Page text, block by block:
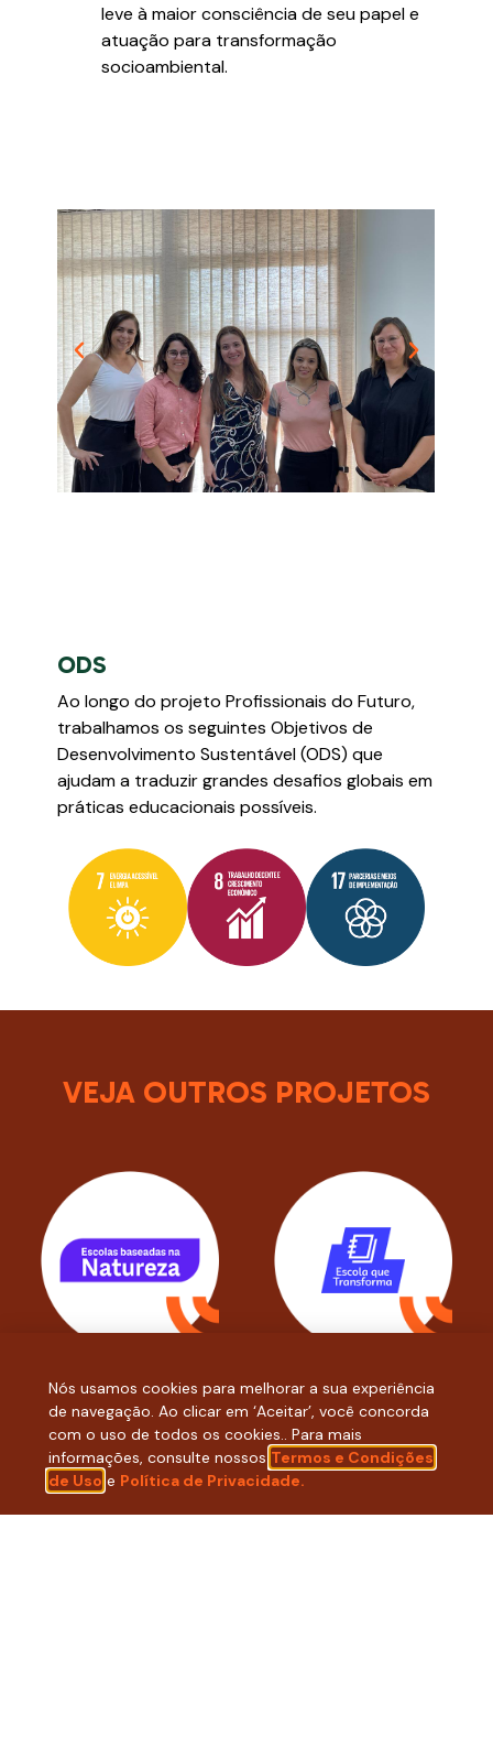
leve à maior consciência de seu papel e
atuação para transformação
socioambiental.
ODS
Ao longo do projeto Profissionais do Futuro,
trabalhamos os seguintes Objetivos de
Desenvolvimento Sustentável (ODS) que
ajudam a traduzir grandes desafios globais em
práticas educacionais possíveis.
VEJA OUTROS PROJETOS
2 3 4 5 6 7
Nós usamos cookies para melhorar a sua experiência
de navegação. Ao clicar em ‘Aceitar’, você concorda
com o uso de todos os cookies.. Para mais
informações, consulte nossos Termos e Condições
de Uso e Política de Privacidade.